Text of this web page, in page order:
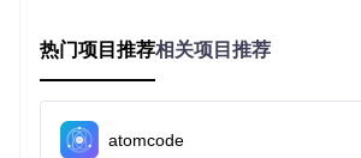
工具特
Boss Show
支持
覆盖
热门项目推荐相关项目推荐
atomcode